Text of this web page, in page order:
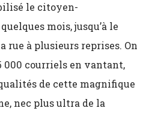
le citoyen-
mois, jusqu’à le
rue à plusieurs reprises. On
000 courriels en vantant,
de cette magnifique
nec plus ultra de la